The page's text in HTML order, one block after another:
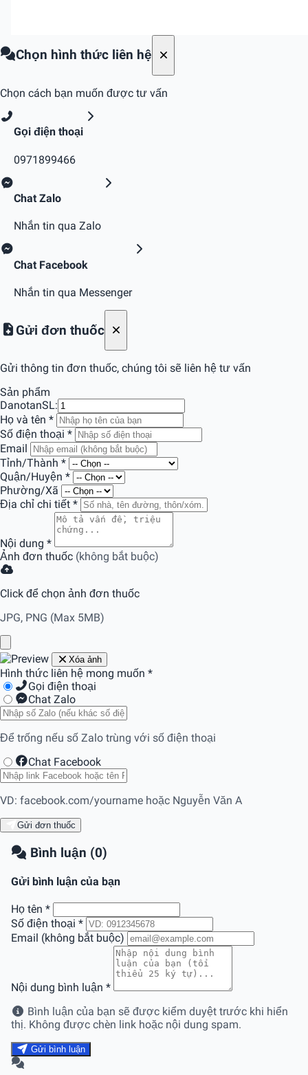
Chọn hình thức liên hệ
Chọn cách bạn muốn được tư vấn
Gọi điện thoại
0971899466
Chat Zalo
Nhắn tin qua Zalo
Chat Facebook
Nhắn tin qua Messenger
Gửi đơn thuốc
Gửi thông tin đơn thuốc, chúng tôi sẽ liên hệ tư vấn
Sản phẩm
DanotanSL:
Họ và tên *
Số điện thoại *
Email
Tỉnh/Thành *
Quận/Huyện *
Phường/Xã
Địa chỉ chi tiết *
Nội dung *
Ảnh đơn thuốc (không bắt buộc)
Click để chọn ảnh đơn thuốc
JPG, PNG (Max 5MB)
Xóa ảnh
Hình thức liên hệ mong muốn *
Gọi điện thoại
Chat Zalo
Để trống nếu số Zalo trùng với số điện thoại
Chat Facebook
VD: facebook.com/yourname hoặc Nguyễn Văn A
Gửi đơn thuốc
Bình luận (0)
Gửi bình luận của bạn
Họ tên *
Số điện thoại *
Email (không bắt buộc)
Nội dung bình luận *
Bình luận của bạn sẽ được kiểm duyệt trước khi hiển
thị. Không được chèn link hoặc nội dung spam.
Gửi bình luận